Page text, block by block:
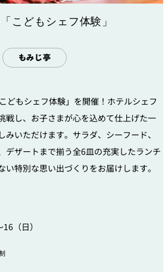
こどもシェフ体験」
もみじ亭
どもシェフ体験」を開催！ホテルシェフ
戦し、お子さまが心を込めて仕上げた一
みいただけます。サラダ、シーフード、
デザートまで揃う全6皿の充実したランチ
い特別な思い出づくりをお届けします。
（日）